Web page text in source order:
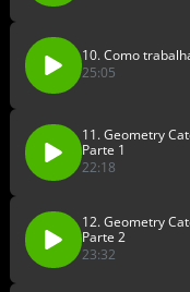
10. Como
25:05
11. Geometry
Parte 1
22:18
12. Geometry
Parte 2
23:32